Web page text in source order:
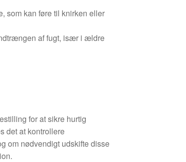
som kan føre til knirken eller
af fugt, især i ældre
for at sikre hurtig
det at kontrollere
om nødvendigt udskifte disse